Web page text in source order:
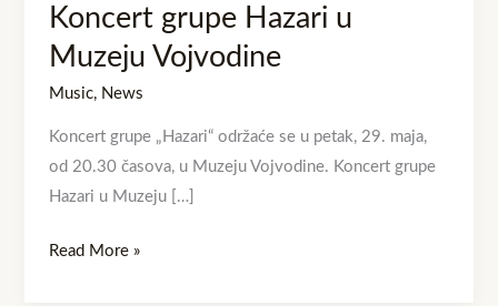
Koncert grupe Hazari u
Muzeju Vojvodine
Music, News
Koncert grupe „Hazari“ održaće se u petak, 29. maja,
od 20.30 časova, u Muzeju Vojvodine. Koncert grupe
Hazari u Muzeju […]
Read More »